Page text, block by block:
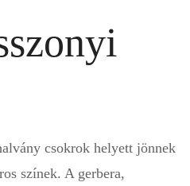
csokrok helyett jönnek
színek. A gerbera,